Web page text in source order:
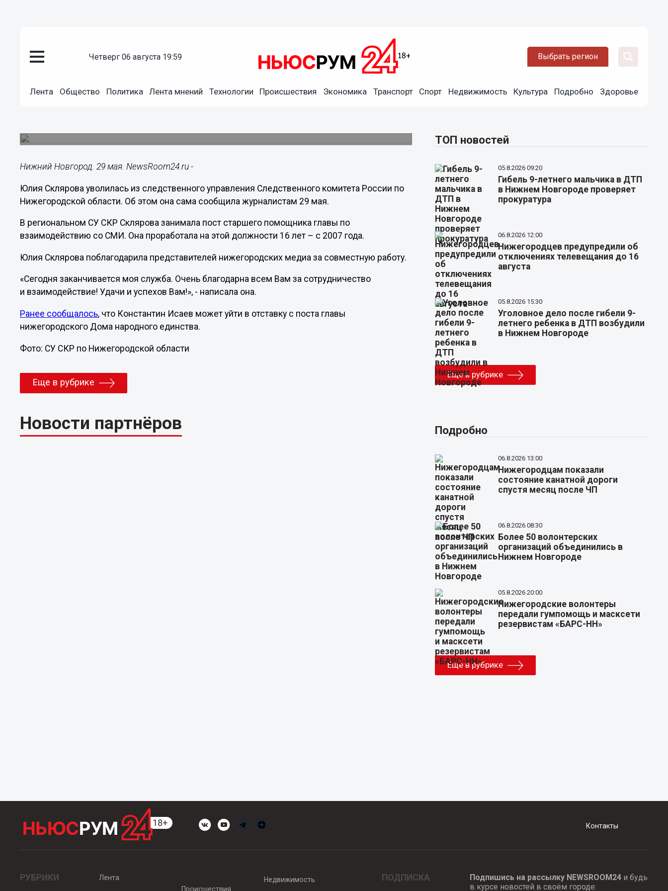
четверг 06 августа 19:59 Выбрать регион
Лента Общество Политика Лента мнений Технологии Происшествия Экономика Транспорт Спорт Недвижимость Культура Подробно Здоровье
Юлия Склярова ушла с поста главы пресс-службы
Нижний Новгород. 29 мая. NewsRoom24.ru -
Юлия Склярова уволилась из следственного управления Следственного комитета России по
Нижегородской области. Об этом она сама сообщила журналистам 29 мая.
В региональном СУ СКР Склярова занимала пост старшего помощника главы по
взаимодействию со СМИ. Она проработала на этой должности 16 лет – с 2007 года.
Юлия Склярова поблагодарила представителей нижегородских медиа за совместную работу.
«Сегодня заканчивается моя служба. Очень благодарна всем Вам за сотрудничество
и взаимодействие! Удачи и успехов Вам!», - написала она.
Ранее сообщалось, что Константин Исаев может уйти в отставку с поста главы
нижегородского Дома народного единства.
Фото: СУ СКР по Нижегородской области
Еще в рубрике
Новости партнёров
ТОП новостей
05.8.2026 09:20
Гибель 9-летнего мальчика в ДТП
в Нижнем Новгороде проверяет
прокуратура
06.8.2026 12:00
Нижегородцев предупредили об
отключениях телевещания до 16
августа
05.8.2026 15:30
Уголовное дело после гибели 9-
летнего ребенка в ДТП возбудили
в Нижнем Новгороде
Еще в рубрике
Подробно
06.8.2026 13:00
Нижегородцам показали
состояние канатной дороги
спустя месяц после ЧП
06.8.2026 08:30
Более 50 волонтерских
организаций объединились в
Нижнем Новгороде
05.8.2026 20:00
Нижегородские волонтеры
передали гумпомощь и масксети
резервистам «БАРС-НН»
Еще в рубрике
Контакты
РУБРИКИ
Лента
Происшествия
Недвижимость ПОДПИСКА Подпишись на рассылку NEWSROOM24и будь
в курсе новостей в своём городе: